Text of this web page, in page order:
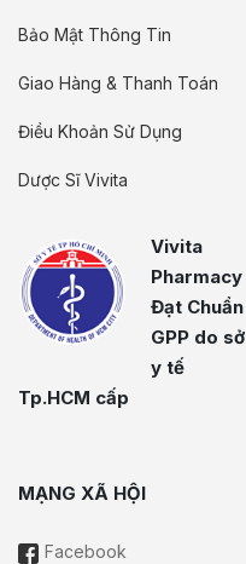
Bảo Mật Thông Tin
Giao Hàng & Thanh Toán
Điều Khoản Sử Dụng
Dược Sĩ Vivita
Vivita
Pharmacy
Đạt Chuẩn
GPP do sở
y tế
Tp.HCM cấp
MẠNG XÃ HỘI
Facebook